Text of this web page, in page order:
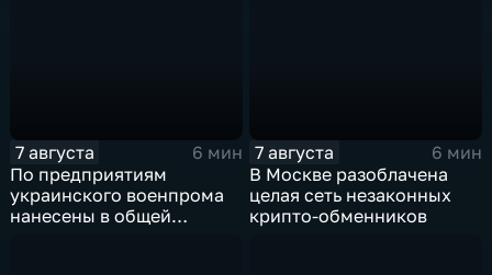
7 августа
6 мин
По предприятиям
украинского военпрома
нанесены в общей
7 августа
6 мин
В Москве разоблачена
целая сеть незаконных
крипто-обменников